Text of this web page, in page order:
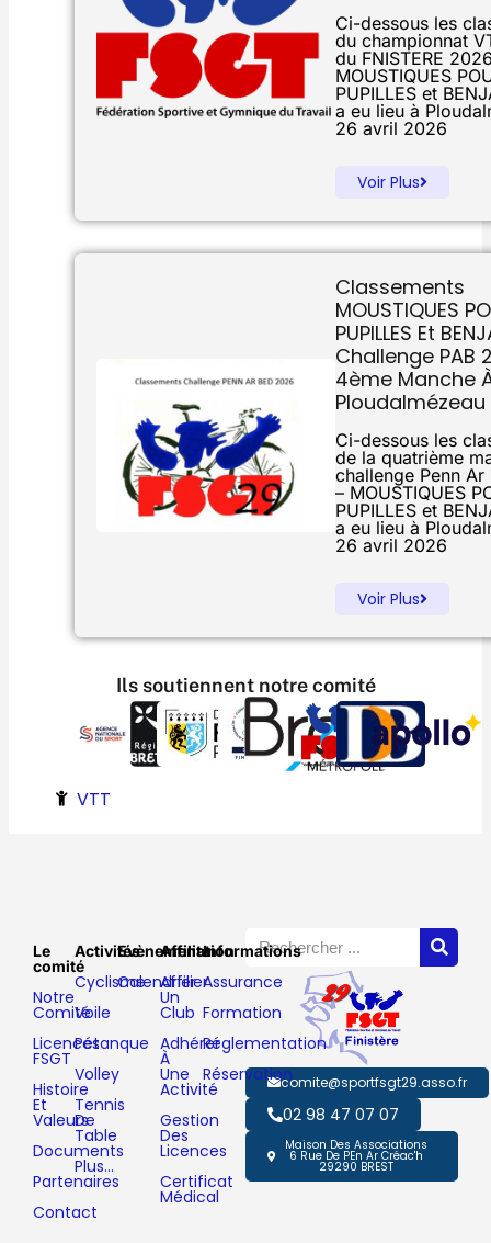
Ci-dessous les
du championnat
du FNISTERE
MOUSTIQUES
PUPILLES et
a eu lieu à
26 avril 2026
Voir Plus
Classements
MOUSTIQUES
PUPILLES Et
Challenge PAB
4ème Manche
Ploudalmézeau
Ci-dessous les
de la quatrième
challenge Penn
– MOUSTIQUES
PUPILLES et
a eu lieu à
26 avril 2026
Voir Plus
Ils soutiennent notre comité
VTT
comite@sportfsgt29.asso.fr
02 98 47 07 07
Maison Des Associations
6 Rue De PEn Ar Créac'h
29290 BREST
Le
comité
Notre
Comité
Licences
FSGT
Histoire
Et
Valeurs
Documents
Partenaires
Contact
Activités
Cyclisme
Voile
Pétanque
Volley
Tennis
De
Table
Plus…
Evènements
Calendrier
Affiliation
Affilier
Un
Club
Adhérer
À
Une
Activité
Gestion
Des
Licences
Certificat
Médical
Informations
Assurance
Formation
Réglementation
Réservation